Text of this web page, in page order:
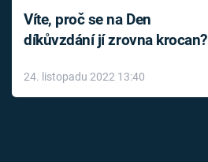
Víte, proč se na Den
díkůvzdání jí zrovna krocan?
24. listopadu 2022 13:40